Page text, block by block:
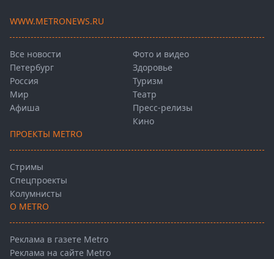
WWW.METRONEWS.RU
Все новости
Петербург
Россия
Мир
Афиша
Фото и видео
Здоровье
Туризм
Театр
Пресс-релизы
Кино
ПРОЕКТЫ METRO
Стримы
Спецпроекты
Колумнисты
О METRO
Реклама в газете Metro
Реклама на сайте Metro